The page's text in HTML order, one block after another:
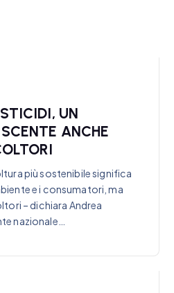
UN
ANCHE
più sostenibile significa
e i consumatori, ma
– dichiara Andrea
nazionale…